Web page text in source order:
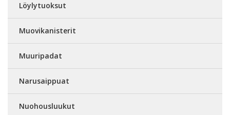
Löylytuoksut
Muovikanisterit
Muuripadat
Narusaippuat
Nuohousluukut